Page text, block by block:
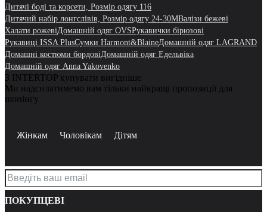
Дитячі боді та корсети, Розмір одягу 116
Дитячий набір лонгслівів, Розмір одягу 24-30MВалізи бежеві
Халати рожевіДомашній одяг OVSРукавички бірюзові
Рукавиці ISSA PlusСумки Harmont&BlaineДомашній одяг LAGRAND
Домашні костюми бордовіДомашній одяг Едельвіка
Домашній одяг Anna Yakovenko
З INTERTOP купувати вигідніше
Ми надсилатимемо вам тільки найкращі пропозиції для
шопінгу
Жінкам Чоловікам Дітям
ПОКУПЦЕВІ